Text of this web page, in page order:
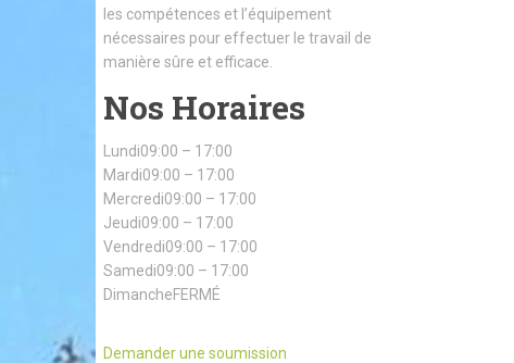
les compétences et l’équipement
nécessaires pour effectuer le travail de
manière sûre et efficace.
Nos Horaires
Lundi09:00 – 17:00
Mardi09:00 – 17:00
Mercredi09:00 – 17:00
Jeudi09:00 – 17:00
Vendredi09:00 – 17:00
Samedi09:00 – 17:00
DimancheFERMÉ
Demander une soumission